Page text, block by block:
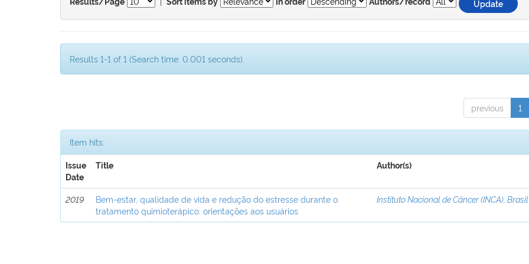
Results/Page Sort items by In order Authors/record
Results 1-1 of 1 (Search time: 0.001 seconds).
previous 1
Item hits:
Issue
Date
Title Author(s)
2019
Bem-estar, qualidade de vida e redução do estresse durante o
tratamento quimioterápico: orientações aos usuários
Instituto Nacional de Câncer (INCA), Brasil